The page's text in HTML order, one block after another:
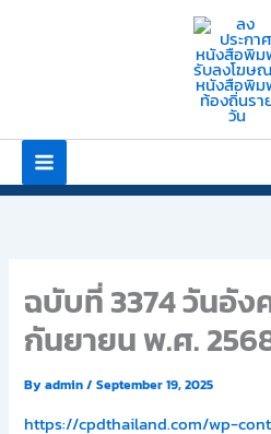
ฉบับที่ 3374 วันอัง
กันยายน พ.ศ.
Byadmin/September 19, 2025
https://cpdthailand.com/wp-